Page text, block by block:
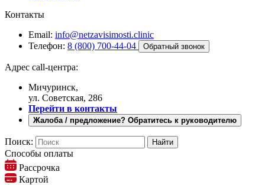
Контакты
Email: info@netzavisimosti.clinic
Телефон: 8 (800) 700-44-04 Обратный звонок
Адрес call-центра:
Мичуринск,
ул. Советская, 286
Перейти в контакты
Жалоба / предложение? Обратитесь к руководителю
Поиск:
Способы оплаты
Рассрочка
Картой